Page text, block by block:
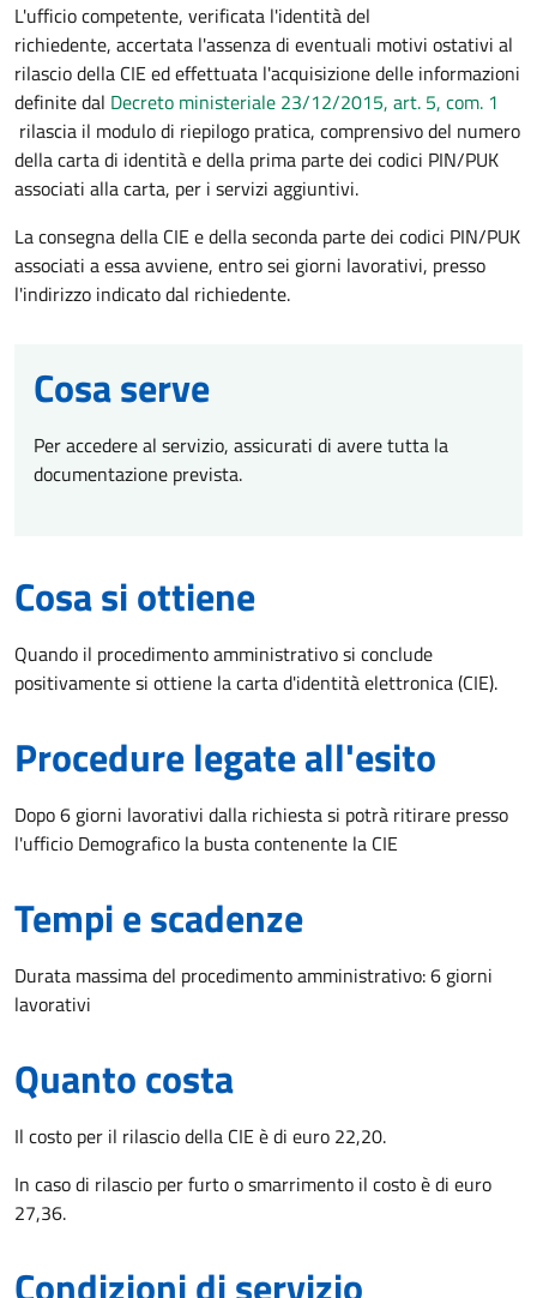
L'ufficio competente, verificata l'identità del
richiedente, accertata l'assenza di eventuali motivi ostativi al
rilascio della CIE ed effettuata l'acquisizione delle informazioni
definite dal Decreto ministeriale 23/12/2015, art. 5, com. 1
rilascia il modulo di riepilogo pratica, comprensivo del numero
della carta di identità e della prima parte dei codici PIN/PUK
associati alla carta, per i servizi aggiuntivi.
La consegna della CIE e della seconda parte dei codici PIN/PUK
associati a essa avviene, entro sei giorni lavorativi, presso
l'indirizzo indicato dal richiedente.
Cosa serve
Per accedere al servizio, assicurati di avere tutta la
documentazione prevista.
Cosa si ottiene
Quando il procedimento amministrativo si conclude
positivamente si ottiene la carta d'identità elettronica (CIE).
Procedure legate all'esito
Dopo 6 giorni lavorativi dalla richiesta si potrà ritirare presso
l'ufficio Demografico la busta contenente la CIE
Tempi e scadenze
Durata massima del procedimento amministrativo: 6 giorni
lavorativi
Quanto costa
Il costo per il rilascio della CIE è di euro 22,20.
In caso di rilascio per furto o smarrimento il costo è di euro
27,36.